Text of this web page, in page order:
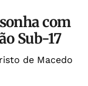
com
Sub-17
de Macedo